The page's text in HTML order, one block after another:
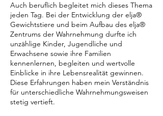
Auch beruflich begleitet mich dieses Thema
jeden Tag. Bei der Entwicklung der elja®
Gewichtstiere und beim Aufbau des elja®
Zentrums der Wahrnehmung durfte ich
unzählige Kinder, Jugendliche und
Erwachsene sowie ihre Familien
kennenlernen, begleiten und wertvolle
Einblicke in ihre Lebensrealität gewinnen.
Diese Erfahrungen haben mein Verständnis
für unterschiedliche Wahrnehmungsweisen
stetig vertieft.